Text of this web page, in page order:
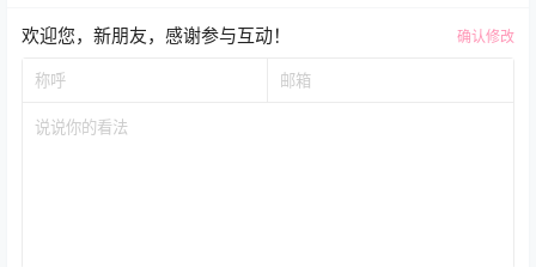
欢迎您，新朋友，感谢参与互动！ 确认修改